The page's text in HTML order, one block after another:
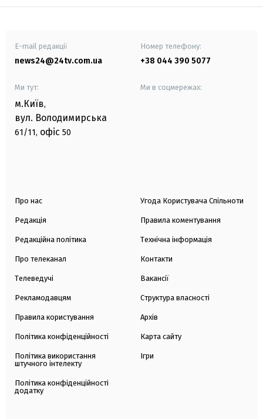
E-mail редакції
news24@24tv.com.ua
Номер телефону:
+38 044 390 5077
Ми тут:
м.Київ,
вул. Володимирська
61/11, офіс 50
Ми в соцмережах:
Про нас
Редакція
Редакційна політика
Про телеканал
Телеведучі
Рекламодавцям
Правила користування
Політика конфіденційності
Політика використання
штучного інтелекту
Політика конфіденційності
додатку
Угода Користувача Спільноти
Правила коментування
Технічна інформація
Контакти
Вакансії
Структура власності
Архів
Карта сайту
Ігри